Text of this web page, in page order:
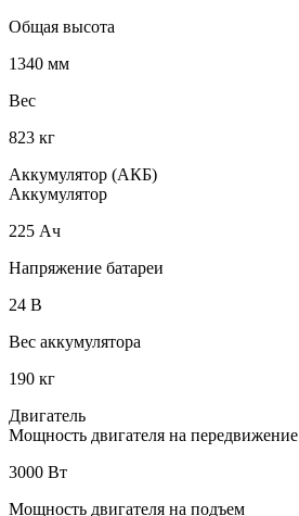
Общая высота
1340 мм
Вес
823 кг
Аккумулятор (АКБ)
Аккумулятор
225 Ач
Напряжение батареи
24 B
Вес аккумулятора
190 кг
Двигатель
Мощность двигателя на передвижение
3000 Вт
Мощность двигателя на подъем